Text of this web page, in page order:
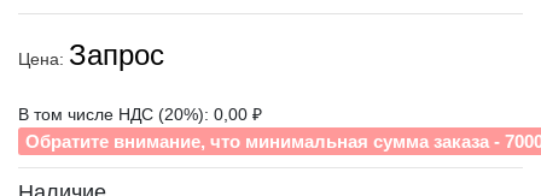
Цена: Запрос
В том числе НДС (20%): 0,00 ₽
Обратите внимание, что минимальная сумма заказа -